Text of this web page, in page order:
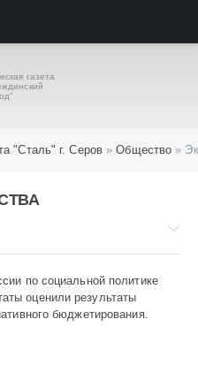
газета
"Сталь" г. Серов »Общество »
по социальной политике
оценили результаты
бюджетирования.